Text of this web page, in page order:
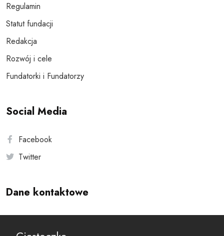
Regulamin
Statut fundacji
Redakcja
Rozwój i cele
Fundatorki i Fundatorzy
Social Media
Facebook
Twitter
Dane kontaktowe